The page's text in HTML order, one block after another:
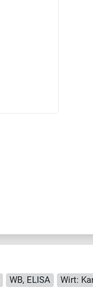
WB, ELISA Wirt: